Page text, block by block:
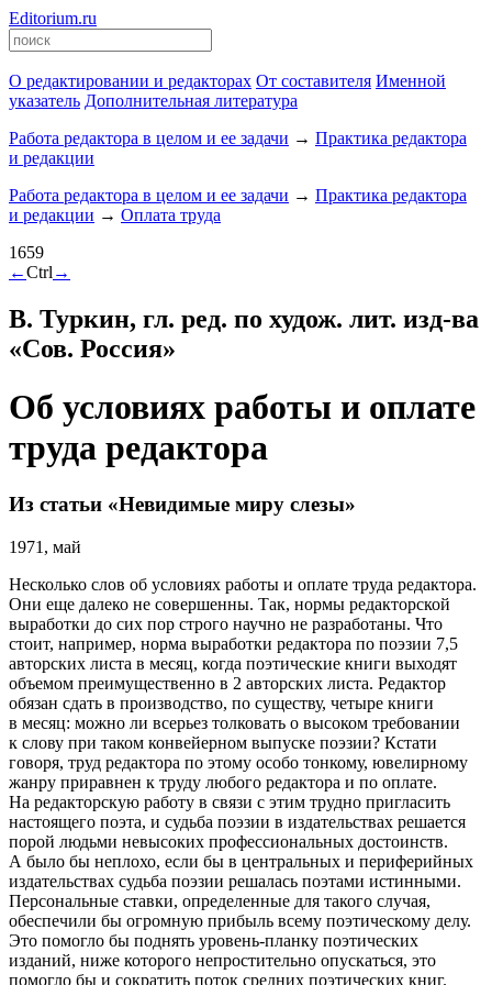
Editorium.ru
О редактировании и редакторах От составителя Именной
указатель Дополнительная литература
Работа редактора в целом и ее задачи → Практика редактора
и редакции
Работа редактора в целом и ее задачи → Практика редактора
и редакции → Оплата труда
1659
←Ctrl →
В. Туркин, гл. ред. по худож. лит. изд-ва
«Сов. Россия»
Об условиях работы и оплате
труда редактора
Из статьи «Невидимые миру слезы»
1971, май
Несколько слов об условиях работы и оплате труда редактора.
Они еще далеко не совершенны. Так, нормы редакторской
выработки до сих пор строго научно не разработаны. Что
стоит, например, норма выработки редактора по поэзии 7,5
авторских листа в месяц, когда поэтические книги выходят
объемом преимущественно в 2 авторских листа. Редактор
обязан сдать в производство, по существу, четыре книги
в месяц: можно ли всерьез толковать о высоком требовании
к слову при таком конвейерном выпуске поэзии? Кстати
говоря, труд редактора по этому особо тонкому, ювелирному
жанру приравнен к труду любого редактора и по оплате.
На редакторскую работу в связи с этим трудно пригласить
настоящего поэта, и судьба поэзии в издательствах решается
порой людьми невысоких профессиональных достоинств.
А было бы неплохо, если бы в центральных и периферийных
издательствах судьба поэзии решалась поэтами истинными.
Персональные ставки, определенные для такого случая,
обеспечили бы огромную прибыль всему поэтическому делу.
Это помогло бы поднять уровень-планку поэтических
изданий, ниже которого непростительно опускаться, это
помогло бы и сократить поток средних поэтических книг.